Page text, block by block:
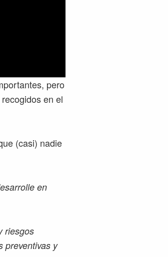
pero
en el
(casi) nadie
en
riesgos
preventivas y